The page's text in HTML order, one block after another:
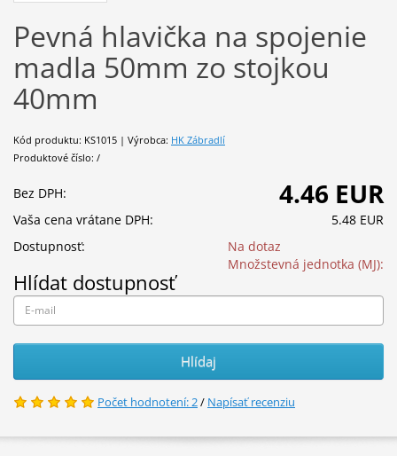
Pevná hlavička na spojenie
madla 50mm zo stojkou
40mm
Kód produktu: KS1015 | Výrobca: HK Zábradlí
Produktové číslo: /
Bez DPH: 4.46 EUR
Vaša cena vrátane DPH:
5.48 EUR
Dostupnosť:
Na dotaz
Množstevná jednotka (MJ):
Hlídat dostupnosť
Hlídaj
Počet hodnotení: 2/ Napísať recenziu